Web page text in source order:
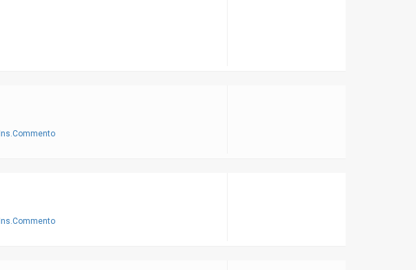
Ins.Commento
Ins.Commento